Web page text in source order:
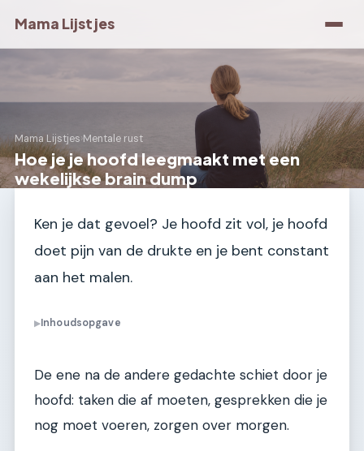
Mama Lijstjes
Mama Lijstjes›Mentale rust
Hoe je je hoofd leegmaakt met een
wekelijkse brain dump
Ken je dat gevoel? Je hoofd zit vol, je hoofd
doet pijn van de drukte en je bent constant
aan het malen.
▶Inhoudsopgave
De ene na de andere gedachte schiet door je
hoofd: taken die af moeten, gesprekken die je
nog moet voeren, zorgen over morgen.